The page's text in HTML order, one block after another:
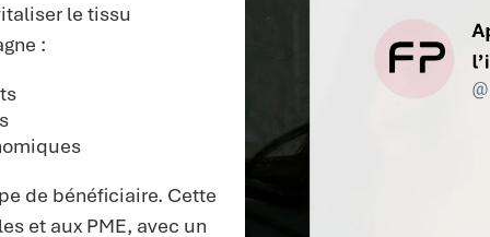
le tissu
:
de bénéficiaire. Cette
et aux PME, avec un